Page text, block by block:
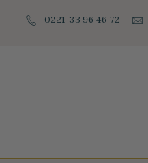
0221-33 96 46 72